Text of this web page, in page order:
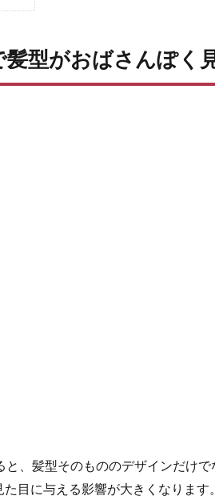
髪型がおばさんぽく
と、髪型そのもののデザインだけ
た目に与える影響が大きくなりま